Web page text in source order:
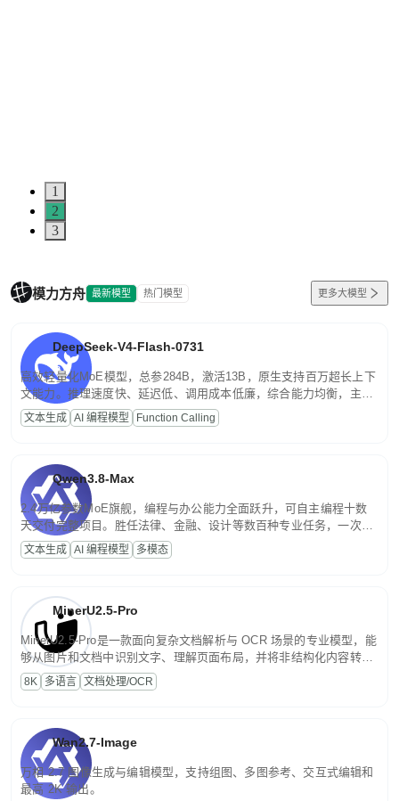
1
2
3
模力方舟 最新模型 热门模型 更多大模型
DeepSeek-V4-Flash-0731
高效轻量化MoE模型，总参284B，激活13B，原生支持百万超长上下
文能力。推理速度快、延迟低、调用成本低廉，综合能力均衡，主打
高并发、轻量化任务，适合日常对话、内容创作、基础 RAG、批量
文案处理等普惠刚需场景。
文本生成 AI 编程模型 Function Calling
Qwen3.8-Max
2.4万亿参数MoE旗舰，编程与办公能力全面跃升，可自主编程十数
天交付完整项目。胜任法律、金融、设计等数百种专业任务，一次对
话端到端交付生产级成果。原生视觉理解贯穿规划、执行与验证全流
程，支持超长文档与长视频的深度语义解析。长程任务中自主规划与
文本生成 AI 编程模型 多模态
MinerU2.5-Pro
MinerU2.5-Pro是一款面向复杂文档解析与 OCR 场景的专业模型，能
够从图片和文档中识别文字、理解页面布局，并将非结构化内容转换
为便于存储、检索和二次处理的结构化结果。
8K 多语言 文档处理/OCR
Wan2.7-Image
万相 2.7 图像生成与编辑模型，支持组图、多图参考、交互式编辑和
最高 2K 输出。